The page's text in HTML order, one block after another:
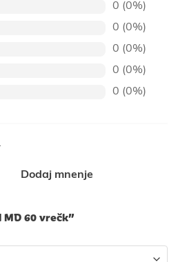
0 (0%)
0 (0%)
0 (0%)
0 (0%)
0 (0%)
Dodaj mnenje
MD 60 vrečk”